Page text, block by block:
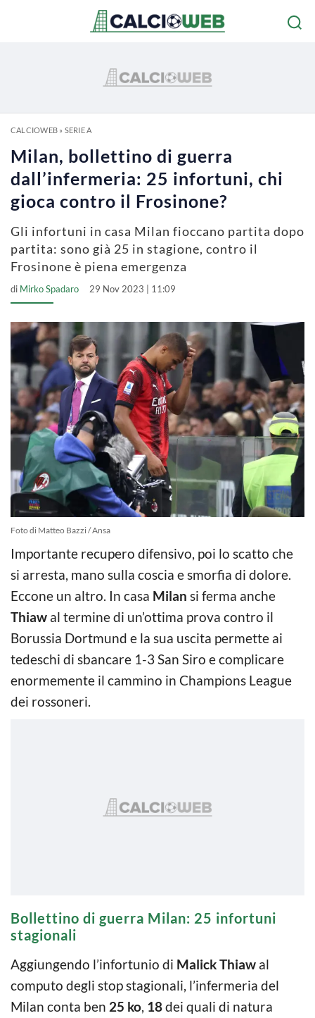
CALCIOWEB» SERIE A
Milan, bollettino di guerra
dall’infermeria: 25 infortuni, chi
gioca contro il Frosinone?
Gli infortuni in casa Milan fioccano partita dopo
partita: sono già 25 in stagione, contro il
Frosinone è piena emergenza
di Mirko Spadaro 29 Nov 2023 | 11:09
Foto di Matteo Bazzi / Ansa
Importante recupero difensivo, poi lo scatto che
si arresta, mano sulla coscia e smorfia di dolore.
Eccone un altro. In casa Milan si ferma anche
Thiaw al termine di un’ottima prova contro il
Borussia Dortmund e la sua uscita permette ai
tedeschi di sbancare 1-3 San Siro e complicare
enormemente il cammino in Champions League
dei rossoneri.
Bollettino di guerra Milan: 25 infortuni
stagionali
Aggiungendo l’infortunio di Malick Thiaw al
computo degli stop stagionali, l’infermeria del
Milan conta ben 25 ko, 18dei quali di natura